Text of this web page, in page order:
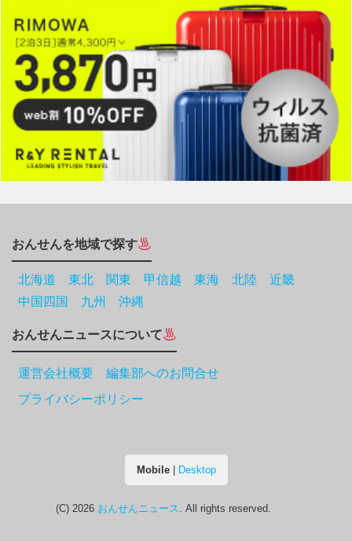
おんせんを地域で探す
北海道 東北 関東 甲信越 東海 北陸
近畿
中国四国
九州 沖縄
おんせんニュースについて
運営会社概要 編集部へのお問合せ
プライバシーポリシー
Mobile| Desktop
(C) 2026 おんせんニュース . All rights reserved.